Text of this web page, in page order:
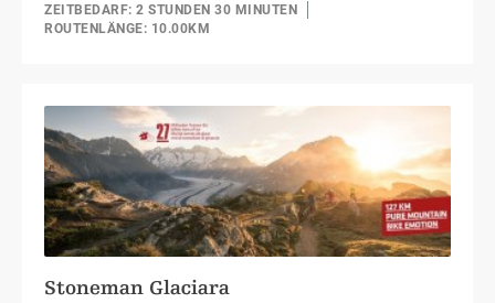
ZEITBEDARF: 2 STUNDEN 30 MINUTEN
ROUTENLÄNGE: 10.00KM
Stoneman Glaciara